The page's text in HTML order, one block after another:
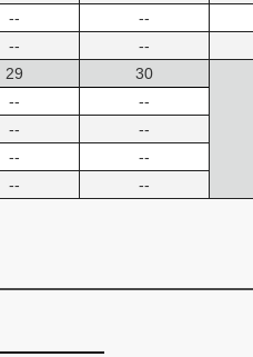
--
--
--
--
29
--
--
--
--
30
--
--
--
--